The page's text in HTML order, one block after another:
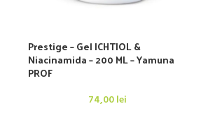
Prestige – Gel ICHTIOL &
Niacinamida – 200 ML – Yamuna
PROF
74,00lei